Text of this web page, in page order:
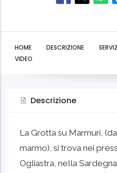
HOME DESCRIZIONE
VIDEO
Descrizione
La Grotta su Marmuri,
marmo), si trova nei
Ogliastra, nella